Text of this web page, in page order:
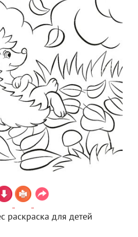
раскраска для детей